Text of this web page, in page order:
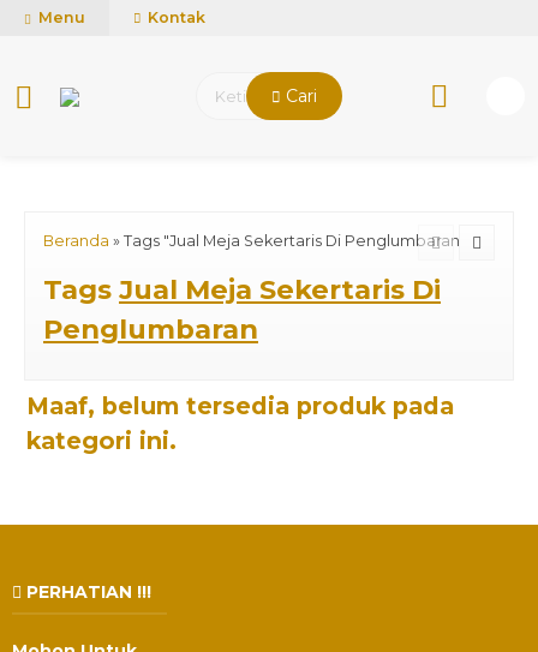
mUCn7CwGawCVTvwq7a99f4AgACOVgZvYEW65FFSDBf0
Menu Kontak
Cari
Beranda » Tags "Jual Meja Sekertaris Di Penglumbaran"
Tags Jual Meja Sekertaris Di
Penglumbaran
Maaf, belum tersedia produk pada
kategori ini.
PERHATIAN !!!